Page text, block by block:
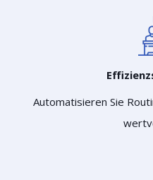
Automatisieren Sie